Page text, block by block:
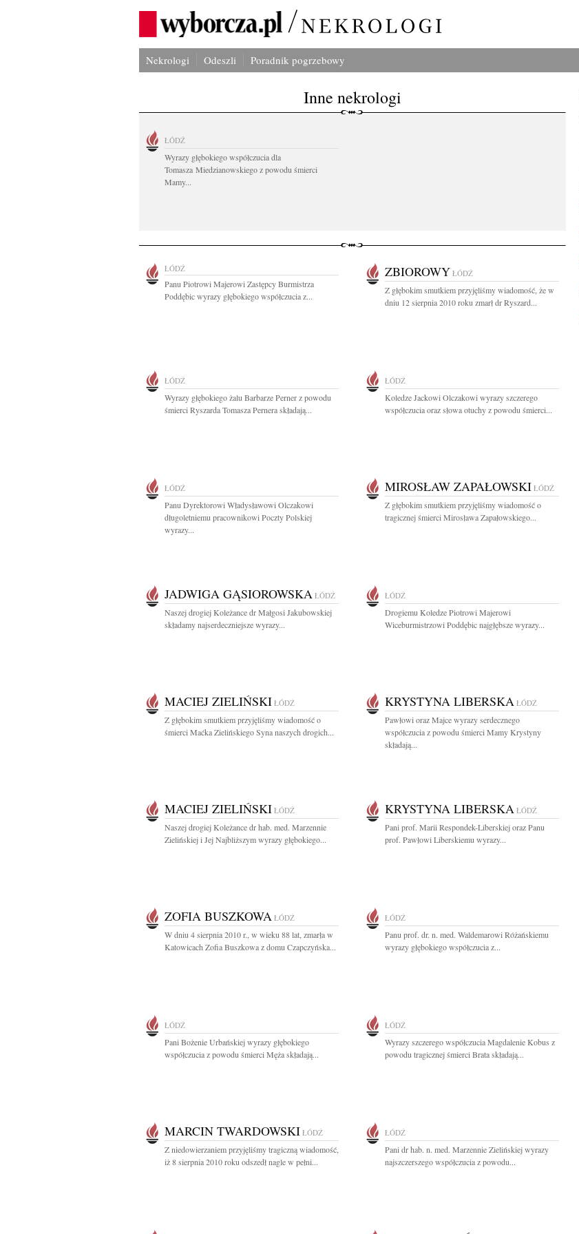
Nekrologi Odeszli Poradnik pogrzebowy
Inne nekrologi
ŁÓDŹ
Wyrazy głębokiego współczucia dla
Tomasza Miedzianowskiego z powodu śmierci
Mamy...
ŁÓDŹ
Panu Piotrowi Majerowi Zastępcy Burmistrza
Poddębic wyrazy głębokiego współczucia z...
ZBIOROWY ŁÓDŹ
Z głębokim smutkiem przyjęliśmy wiadomość, że w
dniu 12 sierpnia 2010 roku zmarł dr Ryszard...
ŁÓDŹ
Wyrazy głębokiego żalu Barbarze Perner z powodu
śmierci Ryszarda Tomasza Pernera składają...
ŁÓDŹ
Koledze Jackowi Olczakowi wyrazy szczerego
współczucia oraz słowa otuchy z powodu śmierci...
ŁÓDŹ
Panu Dyrektorowi Władysławowi Olczakowi
długoletniemu pracownikowi Poczty Polskiej
wyrazy...
MIROSŁAW ZAPAŁOWSKI ŁÓDŹ
Z głębokim smutkiem przyjęliśmy wiadomość o
tragicznej śmierci Mirosława Zapałowskiego...
JADWIGA GĄSIOROWSKA ŁÓDŹ
Naszej drogiej Koleżance dr Małgosi Jakubowskiej
składamy najserdeczniejsze wyrazy...
ŁÓDŹ
Drogiemu Koledze Piotrowi Majerowi
Wiceburmistrzowi Poddębic najgłębsze wyrazy...
MACIEJ ZIELIŃSKI ŁÓDŹ
Z głębokim smutkiem przyjęliśmy wiadomość o
śmierci Maćka Zielińskiego Syna naszych drogich...
KRYSTYNA LIBERSKA ŁÓDŹ
Pawłowi oraz Majce wyrazy serdecznego
współczucia z powodu śmierci Mamy Krystyny
składają...
MACIEJ ZIELIŃSKI ŁÓDŹ
Naszej drogiej Koleżance dr hab. med. Marzennie
Zielińskiej i Jej Najbliższym wyrazy głębokiego...
KRYSTYNA LIBERSKA ŁÓDŹ
Pani prof. Marii Respondek-Liberskiej oraz Panu
prof. Pawłowi Liberskiemu wyrazy...
ZOFIA BUSZKOWA ŁÓDŹ
W dniu 4 sierpnia 2010 r., w wieku 88 lat, zmarła w
Katowicach Zofia Buszkowa z domu Czapczyńska...
ŁÓDŹ
Panu prof. dr. n. med. Waldemarowi Różańskiemu
wyrazy głębokiego współczucia z...
ŁÓDŹ
Pani Bożenie Urbańskiej wyrazy głębokiego
współczucia z powodu śmierci Męża składają...
ŁÓDŹ
Wyrazy szczerego współczucia Magdalenie Kobus z
powodu tragicznej śmierci Brata składają...
MARCIN TWARDOWSKI ŁÓDŹ
Z niedowierzaniem przyjęliśmy tragiczną wiadomość,
iż 8 sierpnia 2010 roku odszedł nagle w pełni...
ŁÓDŹ
Pani dr hab. n. med. Marzennie Zielińskiej wyrazy
najszczerszego współczucia z powodu...